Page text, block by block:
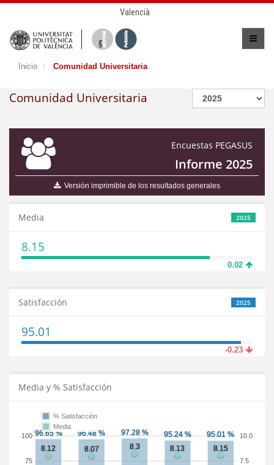
Valencià
Inicio Comunidad Universitaria
Comunidad Universitaria
Encuestas PEGASUS
Informe 2025
Versión imprimible de los resultados generales
2025
Media
8.15
0.02
2025
Satisfacción
95.01
-0.23
Media y % Satisfacción
75
100
7.5
10.0
% Satisfacción
Media